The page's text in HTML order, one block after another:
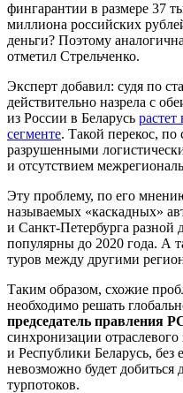
фингарантии в размере 37
миллиона российских
деньги? Поэтому
отметил Стрельченко.
Эксперт добавил: судя по
действительно назрела с
из России в Беларусь
сегменте. Такой перекос, по
разрушенными
и отсутствием
Эту проблему, по его
называемых «каскадных»
и Санкт-Петербурга разной
популярны до 2020 года. А
туров между другими
Таким образом, схожие
необходимо решать
председатель правления
синхронизации отраслевого
и Республики Беларусь, без
невозможно будет
турпотоков.